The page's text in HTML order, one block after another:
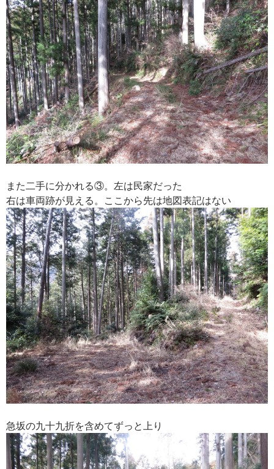
また二手に分かれる③。左は民家だった
右は車両跡が見える。ここから先は地図表記はない
急坂の九十九折を含めてずっと上り